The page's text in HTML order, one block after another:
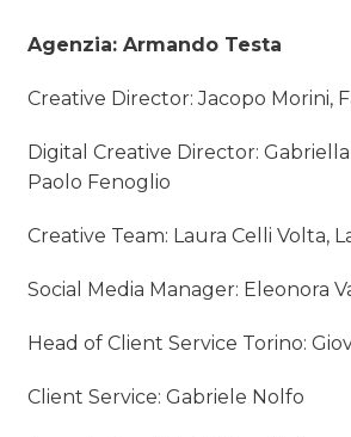
Agenzia: Armando Testa
Creative Director: Jacopo Morini,
Digital Creative Director:
Paolo Fenoglio
Creative Team: Laura Celli Volta,
Social Media Manager: Eleonora
Head of Client Service Torino:
Client Service: Gabriele Nolfo